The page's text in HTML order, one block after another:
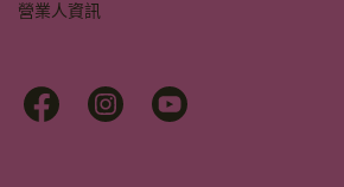
營業人資訊